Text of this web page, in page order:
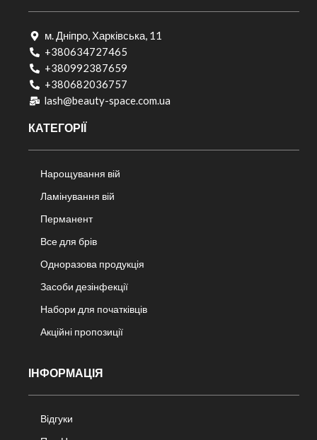
м. Дніпро, Харківська, 11
+380634727465
+380992387659
+380682036757​
lash@beauty-space.com.ua
КАТЕГОРІЇ
Нарощування вій
Ламінування вій
Перманент
Все для брів
Одноразова продукція
Засоби дезінфекції
Набори для початківців
Акційні пропозиції
ІНФОРМАЦІЯ
Відгуки